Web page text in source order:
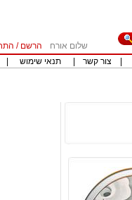
שלום אורח הרשם /
צור קשר תנאי שימוש